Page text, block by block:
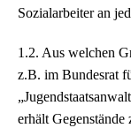
Sozialarbeiter an
1.2. Aus welchen
z.B. im Bundesrat
erhält Gegenstände